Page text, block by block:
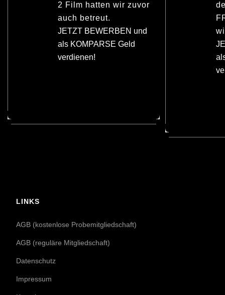
2 Film hatten wir zuvor
auch betreut.
JETZT BEWERBEN und
als KOMPARSE Geld
verdienen!
LINKS
AGB (kostenlose Probemitgliedschaft)
AGB (reguläre Mitgliedschaft)
Datenschutz
Impressum